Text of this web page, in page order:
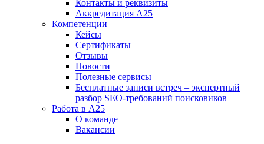
Контакты и реквизиты
Аккредитация А25
Компетенции
Кейсы
Сертификаты
Отзывы
Новости
Полезные сервисы
Бесплатные записи встреч – экспертный
разбор SEO-требований поисковиков
Работа в А25
О команде
Вакансии